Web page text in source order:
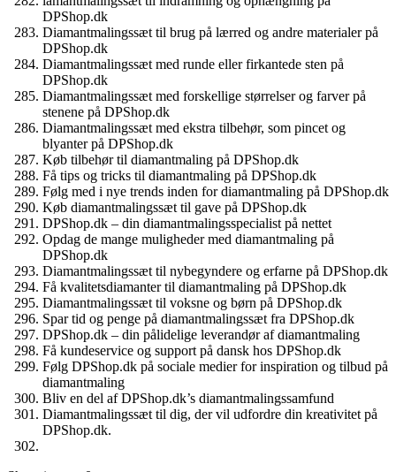
DPShop.dk
Diamantmalingssæt til brug på lærred og andre materialer på
DPShop.dk
Diamantmalingssæt med runde eller firkantede sten på
DPShop.dk
Diamantmalingssæt med forskellige størrelser og farver på
stenene på DPShop.dk
Diamantmalingssæt med ekstra tilbehør, som pincet og
blyanter på DPShop.dk
Køb tilbehør til diamantmaling på DPShop.dk
Få tips og tricks til diamantmaling på DPShop.dk
Følg med i nye trends inden for diamantmaling på DPShop.dk
Køb diamantmalingssæt til gave på DPShop.dk
DPShop.dk – din diamantmalingsspecialist på nettet
Opdag de mange muligheder med diamantmaling på
DPShop.dk
Diamantmalingssæt til nybegyndere og erfarne på DPShop.dk
Få kvalitetsdiamanter til diamantmaling på DPShop.dk
Diamantmalingssæt til voksne og børn på DPShop.dk
Spar tid og penge på diamantmalingssæt fra DPShop.dk
DPShop.dk – din pålidelige leverandør af diamantmaling
Få kundeservice og support på dansk hos DPShop.dk
Følg DPShop.dk på sociale medier for inspiration og tilbud på
diamantmaling
Bliv en del af DPShop.dk’s diamantmalingssamfund
Diamantmalingssæt til dig, der vil udfordre din kreativitet på
DPShop.dk.